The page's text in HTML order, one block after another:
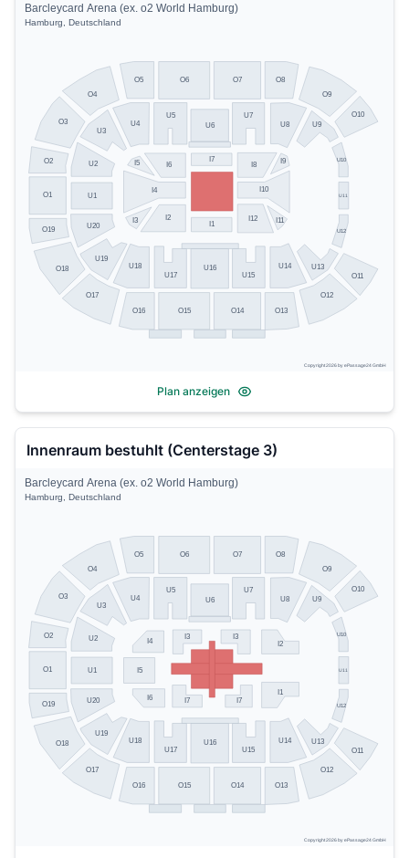
O19
O18
O17
O16
O15 O14 O13
O12
O11
O10
O9
O8
O7
O6
O5
O4
O3
O2
O1
U20
U19
U18
U17
U16
U15
U14 U13
U12
U11
U10
U9
U8
U7
U6
U5
U4
U3
U2
U1
I1
I7
I4 I10
I8 I9
I12 I11
I2
I6
I3
I5
Barcleycard Arena (ex. o2 World Hamburg)
Hamburg, Deutschland
Copyright 2026 by ePassage24 GmbH
Plan anzeigen
Innenraum bestuhlt (Centerstage 3)
O19
O18
O17
O16
O15 O14 O13
O12
O11
O10
O9
O8
O7
O6
O5
O4
O3
O2
O1
U20
U19
U18
U17
U16
U15
U14 U13
U12
U11
U10
U9
U8
U7
U6
U5
U4
U3
U2
U1 I5
I3 I3
I7
I7
I4
I6
I1
I2
Barcleycard Arena (ex. o2 World Hamburg)
Hamburg, Deutschland
Copyright 2026 by ePassage24 GmbH